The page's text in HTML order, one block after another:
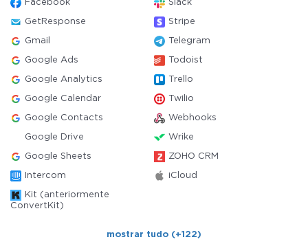
Facebook Slack
GetResponse Stripe
Gmail Telegram
Google Ads Todoist
Google Analytics Trello
Google Calendar Twilio
Google Contacts Webhooks
Google Drive Wrike
Google Sheets ZOHO CRM
Intercom iCloud
Kit (anteriormente
ConvertKit)
mostrar tudo (+122)